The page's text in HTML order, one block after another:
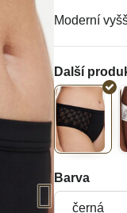
Moderní
Barva